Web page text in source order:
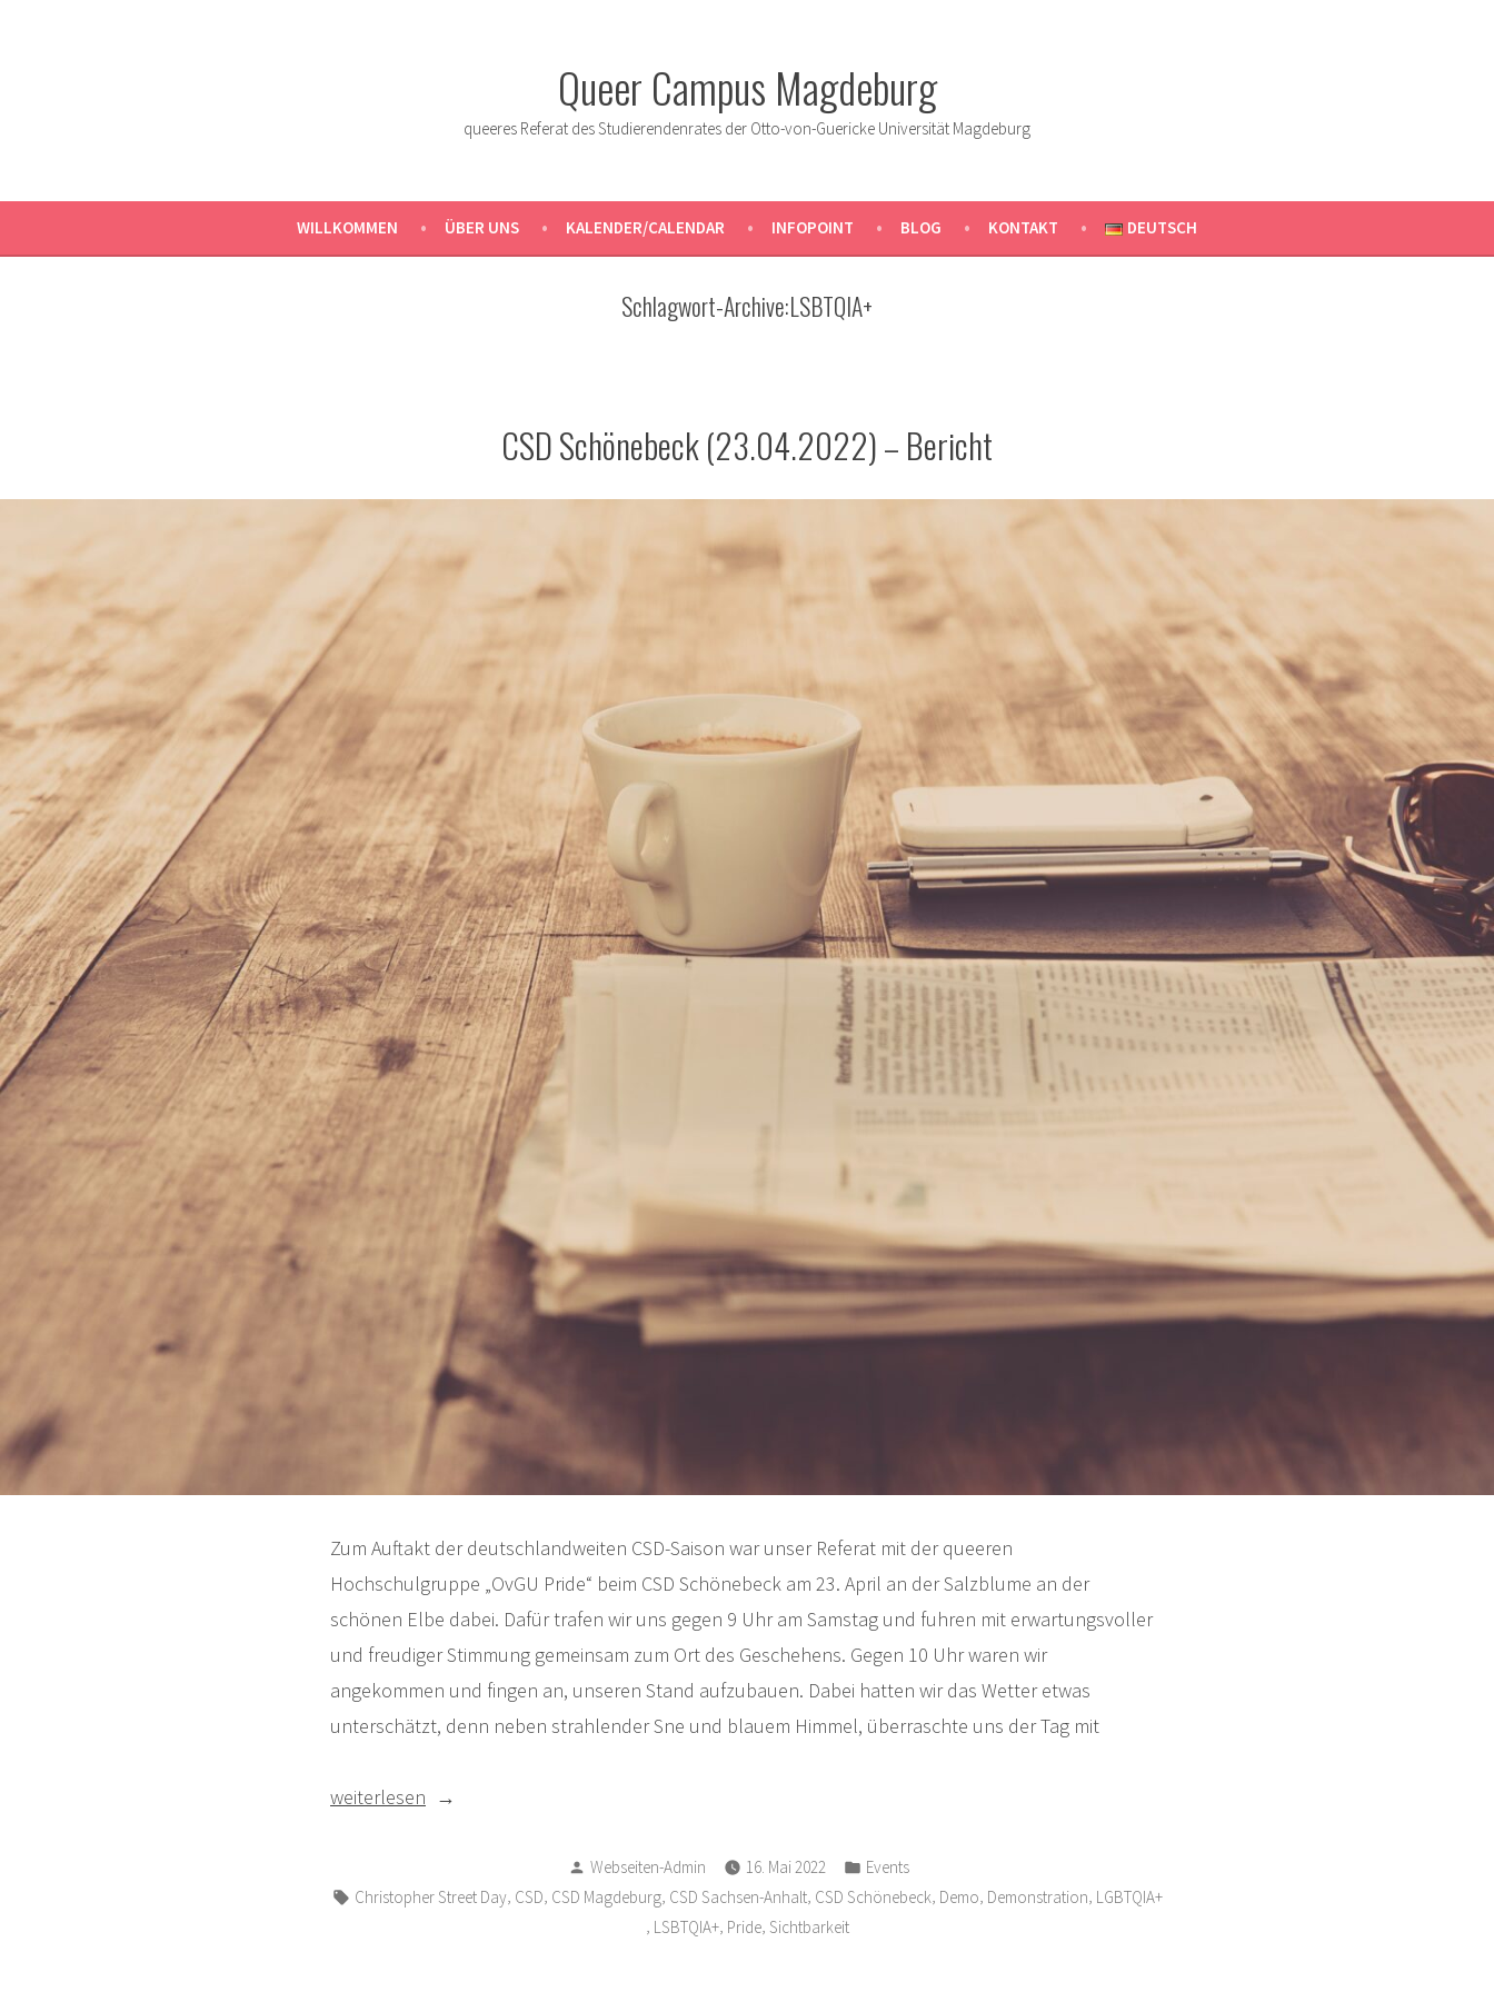
Queer Campus Magdeburg
queeres Referat des Studierendenrates der Otto-von-Guericke Universität Magdeburg
WILLKOMMEN ÜBER UNS KALENDER/CALENDAR INFOPOINT BLOG KONTAKT DEUTSCH
Schlagwort-Archive:LSBTQIA+
CSD Schönebeck (23.04.2022) – Bericht
Zum Auftakt der deutschlandweiten CSD-Saison war unser Referat mit der queeren
Hochschulgruppe „OvGU Pride“ beim CSD Schönebeck am 23. April an der Salzblume an der
schönen Elbe dabei. Dafür trafen wir uns gegen 9 Uhr am Samstag und fuhren mit erwartungsvoller
und freudiger Stimmung gemeinsam zum Ort des Geschehens. Gegen 10 Uhr waren wir
angekommen und fingen an, unseren Stand aufzubauen. Dabei hatten wir das Wetter etwas
unterschätzt, denn neben strahlender Sne und blauem Himmel, überraschte uns der Tag mit
„CSD
–
weiterlesen
Verfasst
von
Webseiten-Admin 16. Mai 2022
Veröffentlicht
in
Events
Schlagwörter:
Christopher Street Day, CSD CSD Magdeburg, CSD Sachsen-Anhalt, CSD Schönebeck Demo Demonstration LGBTQIA+
, LSBTQIA+, Pride, Sichtbarkeit